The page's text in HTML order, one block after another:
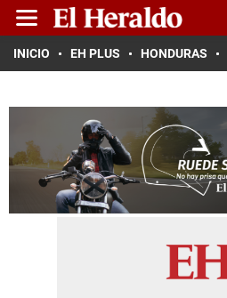
INICIO EH PLUS HONDURAS